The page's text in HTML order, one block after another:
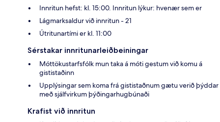
Innritun hefst: kl. 15:00. Innritun lýkur: hvenær sem er
Lágmarksaldur við innritun - 21
Útritunartími er kl. 11:00
Sérstakar innritunarleiðbeiningar
Móttökustarfsfólk mun taka á móti gestum við komu á
gististaðinn
Upplýsingar sem koma frá gististaðnum gætu verið þýddar
með sjálfvirkum þýðingarhugbúnaði
Krafist við innritun